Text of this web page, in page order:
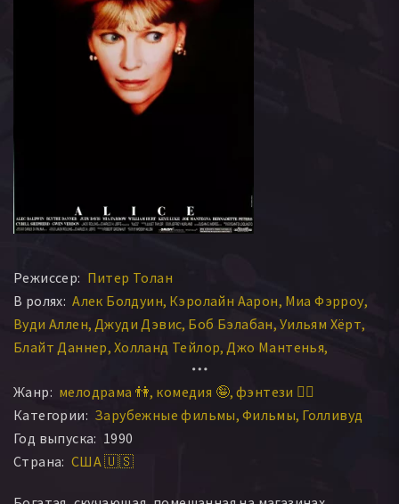
Режиссер: Питер Толан
В ролях: Алек Болдуин Кэролайн Аарон Миа Фэрроу
Вуди Аллен Джуди Дэвис Боб Бэлабан Уильям Хёрт
Блайт Даннер Холланд Тейлор Джо Мантенья
Бернадетт Питерс
Дайан Салинджер Мэри Стейн Сибилл Шепард
Рэйчел Майнер Гвен Вердон Робин Бартлетт
Джули Кавнер Ким Чан
Марселин Хьюго Дэвид Спилберг
Жанр: мелодрама 👫 комедия 🤪 фэнтези 🧝‍♂️
Категории: Зарубежные фильмы Фильмы Голливуд
Год выпуска: 1990
Страна: США 🇺🇸